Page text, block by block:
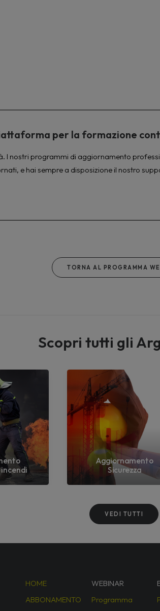
per la formazione
I nostri programmi di aggiornamento
e hai sempre a disposizione il nostro
TORNA AL PROGRAMMA
Scopri tutti gli
Aggiornamento
Sicurezza
VEDI TUTTI
HOME
ABBONAMENTO
WEBINAR
Programma